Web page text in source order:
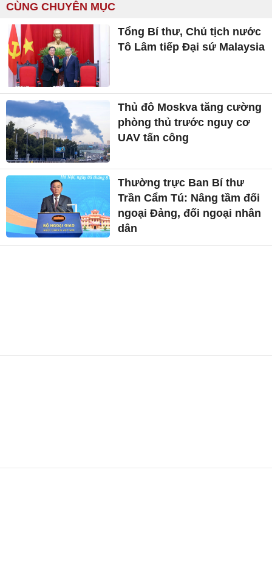
CÙNG CHUYÊN MỤC
Tổng Bí thư, Chủ tịch nước
Tô Lâm tiếp Đại sứ Malaysia
Thủ đô Moskva tăng cường
phòng thủ trước nguy cơ
UAV tấn công
Thường trực Ban Bí thư
Trần Cẩm Tú: Nâng tầm đối
ngoại Đảng, đối ngoại nhân
dân